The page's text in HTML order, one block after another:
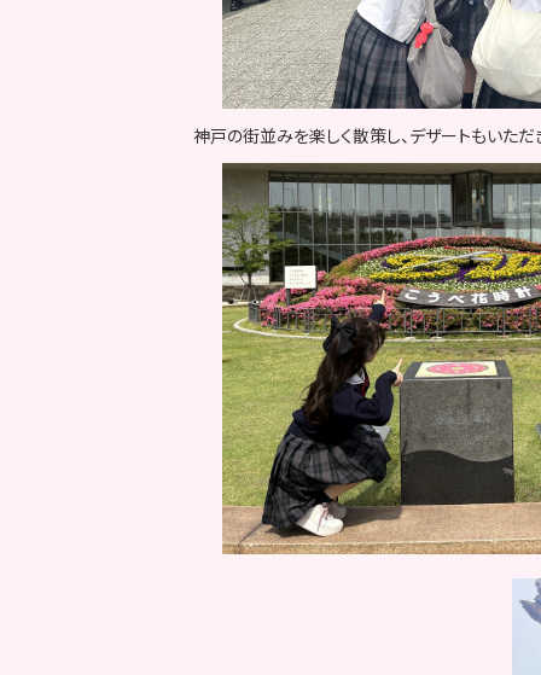
神戸の街並みを楽しく散策し、デザートもいただ